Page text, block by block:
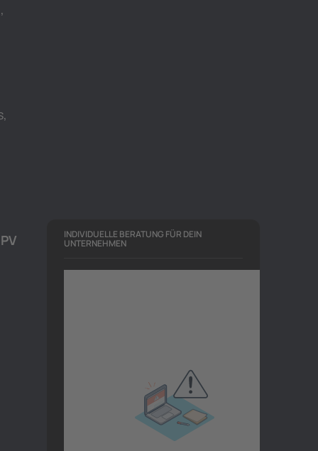
PV INDIVIDUELLE BERATUNG FÜR DEIN
UNTERNEHMEN